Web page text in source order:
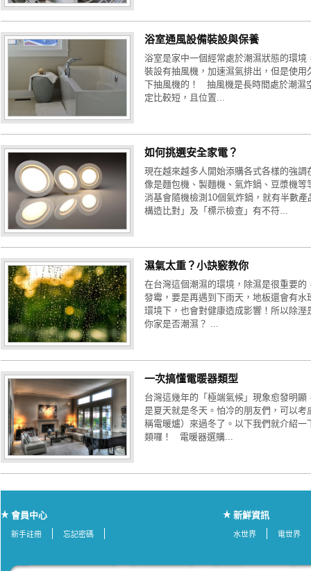
浴室通風設備裝設與保養
浴室是家中一個經常處於潮濕狀態的環境
裝設有抽風機，加速濕氣排出，但是使用
下抽風機的！ 抽風機是長時間處於潮濕
定比較短，且位置...
如何挑選安全家電？
現在越來越多人開始添購各式各樣的強調
像是麵包機、製麵機、氣炸鍋、豆漿機等
消基會隨機檢測10個氣炸鍋，就有半數
構造比對」及「標示檢查」有不符...
濕氣太重？小訣竅教你
在台灣這個潮濕的環境，除濕是很重要的
發霉，要是再遇到下雨天，地板還會有水
環境下，也會對健康造成影響！所以除
你家是否潮濕？ ...
一次搞懂電暖器類型
台灣這幾年的「極端氣候」現象愈發明顯
是夏天就是冬天。怕冷的朋友們，可以考
稱電暖爐）來過冬了。以下我們就介紹一
類囉！ 電暖器選購...
會員中心
新手註冊 忘記密碼
新鮮資訊
水世界 電世界